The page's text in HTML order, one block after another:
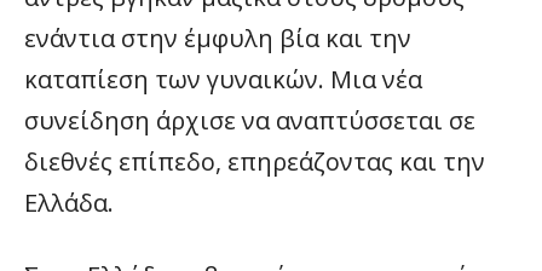
ενάντια στην έμφυλη βία και την
καταπίεση των γυναικών. Μια νέα
συνείδηση άρχισε να αναπτύσσεται σε
διεθνές επίπεδο, επηρεάζοντας και την
Ελλάδα.